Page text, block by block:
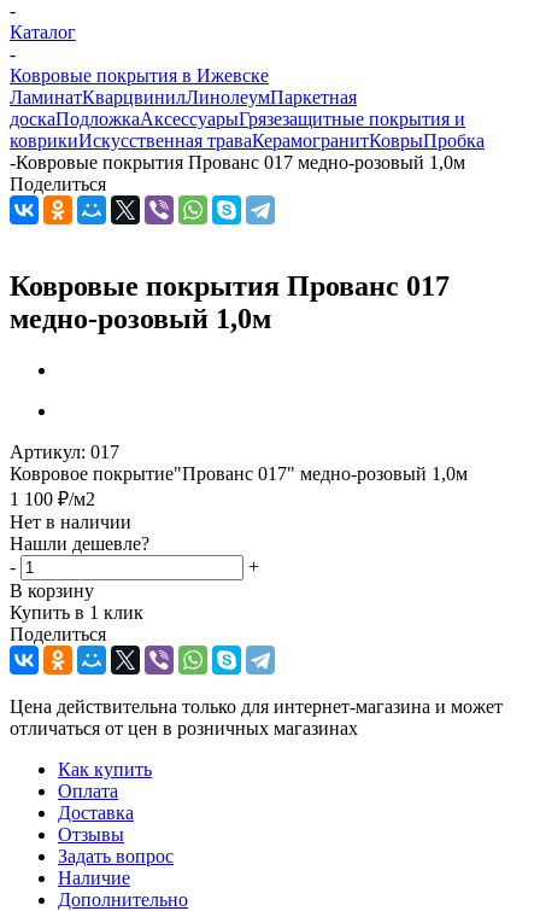
-
Каталог
-
Ковровые покрытия в Ижевске
ЛаминатКварцвинилЛинолеумПаркетная
доскаПодложкаАксессуарыГрязезащитные покрытия и
коврикиИскусственная траваКерамогранитКоврыПробка
-Ковровые покрытия Прованс 017 медно-розовый 1,0м
Поделиться
Ковровые покрытия Прованс 017
медно-розовый 1,0м
Артикул: 017
Ковровое покрытие"Прованс 017" медно-розовый 1,0м
1 100 ₽/м2
Нет в наличии
Нашли дешевле?
-
+
В корзину
Купить в 1 клик
Поделиться
Цена действительна только для интернет-магазина и может
отличаться от цен в розничных магазинах
Как купить
Оплата
Доставка
Отзывы
Задать вопрос
Наличие
Дополнительно